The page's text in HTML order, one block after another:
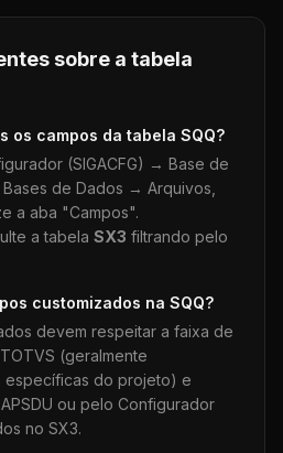
sobre a tabela
os campos da tabela SQQ?
(SIGACFG) → Base de
de Dados → Arquivos,
a aba "Campos".
a tabela SX3 filtrando pelo
customizados na SQQ?
devem respeitar a faixa de
(geralmente
específicas do projeto) e
ou pelo Configurador
no SX3.